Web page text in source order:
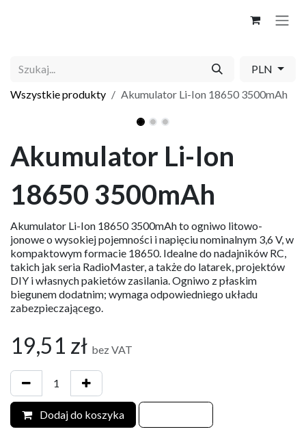
PLN
Wszystkie produkty
Akumulator Li-Ion 18650 3500mAh
Akumulator Li-Ion
18650 3500mAh
Akumulator Li-Ion 18650 3500mAh to ogniwo litowo-
jonowe o wysokiej pojemności i napięciu nominalnym 3,6 V, w
kompaktowym formacie 18650. Idealne do nadajników RC,
takich jak seria RadioMaster, a także do latarek, projektów
DIY i własnych pakietów zasilania. Ogniwo z płaskim
biegunem dodatnim; wymaga odpowiedniego układu
zabezpieczającego.
19,51 zł bez VAT
Dodaj do koszyka